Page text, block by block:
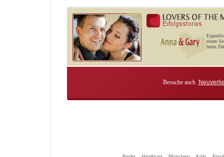
einen
beim
Besuche auch